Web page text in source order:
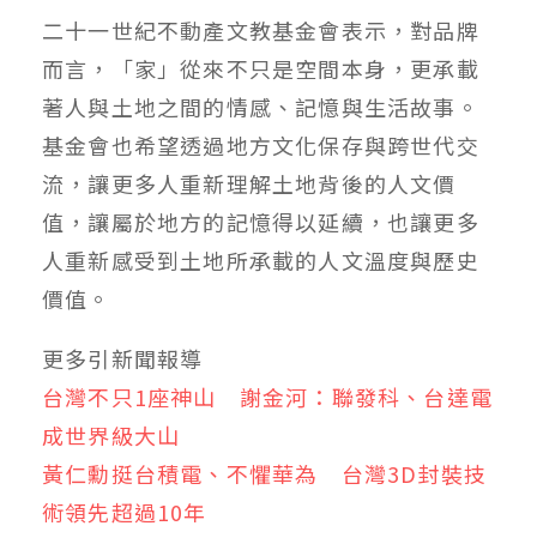
二十一世紀不動產文教基金會表示，對品牌
而言，「家」從來不只是空間本身，更承載
著人與土地之間的情感、記憶與生活故事。
基金會也希望透過地方文化保存與跨世代交
流，讓更多人重新理解土地背後的人文價
值，讓屬於地方的記憶得以延續，也讓更多
人重新感受到土地所承載的人文溫度與歷史
價值。
更多引新聞報導
台灣不只1座神山 謝金河：聯發科、台達電
成世界級大山
黃仁勳挺台積電、不懼華為 台灣3D封裝技
術領先超過10年